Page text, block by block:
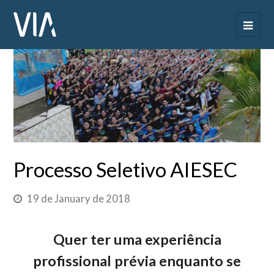
Processo Seletivo AIESEC
19 de January de 2018
Quer ter uma experiência
profissional prévia enquanto se